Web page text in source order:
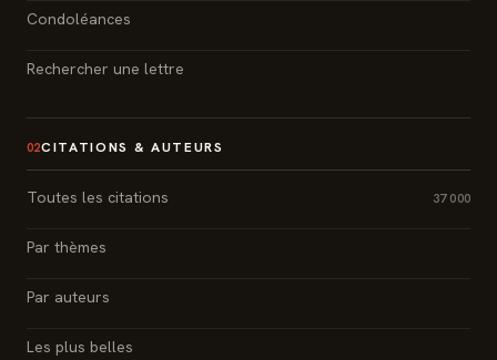
Condoléances
Rechercher une lettre
02CITATIONS & AUTEURS
Toutes les citations 37 000
Par thèmes
Par auteurs
Les plus belles